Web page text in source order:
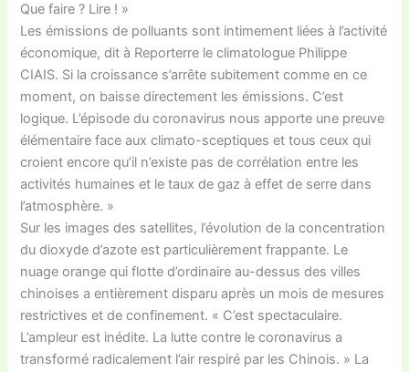
Que faire ? Lire ! »
Les émissions de polluants sont intimement liées à l’activité
économique, dit à Reporterre le climatologue Philippe
CIAIS. Si la croissance s’arrête subitement comme en ce
moment, on baisse directement les émissions. C’est
logique. L’épisode du coronavirus nous apporte une preuve
élémentaire face aux climato-sceptiques et tous ceux qui
croient encore qu’il n’existe pas de corrélation entre les
activités humaines et le taux de gaz à effet de serre dans
l’atmosphère. »
Sur les images des satellites, l’évolution de la concentration
du dioxyde d’azote est particulièrement frappante. Le
nuage orange qui flotte d’ordinaire au-dessus des villes
chinoises a entièrement disparu après un mois de mesures
restrictives et de confinement. « C’est spectaculaire.
L’ampleur est inédite. La lutte contre le coronavirus a
transformé radicalement l’air respiré par les Chinois. » La